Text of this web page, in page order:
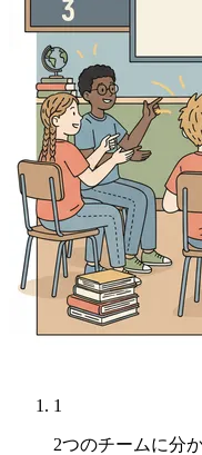
1
2つのチームに分